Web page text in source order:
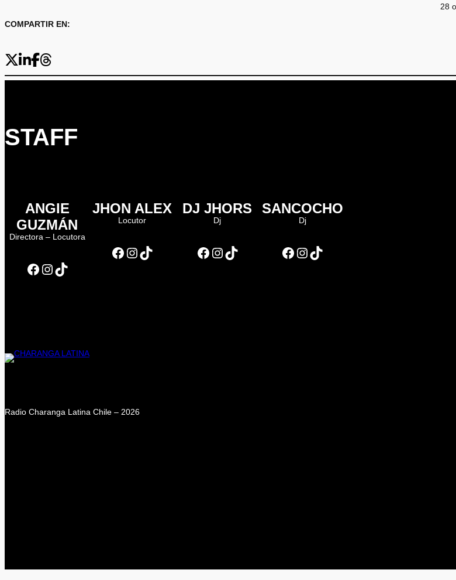
COMPARTIR EN:
28
STAFF
ANGIE
GUZMÁN
Directora – Locutora
Facebook Instagram TikTok
JHON ALEX
Locutor
Facebook Instagram TikTok
DJ JHORS
Dj
Facebook Instagram TikTok
SANCOCHO
Dj
Facebook Instagram TikTok
Radio Charanga Latina Chile – 2026